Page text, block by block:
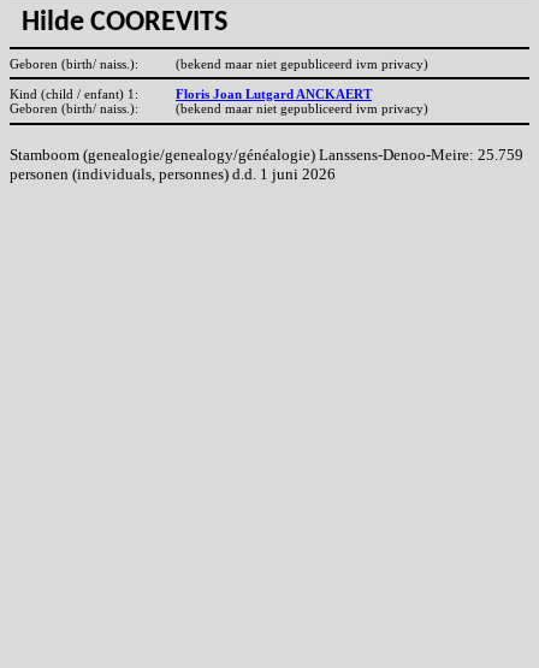
Hilde COOREVITS
Geboren (birth/ naiss.): (bekend maar niet gepubliceerd ivm privacy)
Kind (child / enfant) 1:
Floris Joan Lutgard ANCKAERT
Geboren (birth/ naiss.):
(bekend maar niet gepubliceerd ivm privacy)
Stamboom (genealogie/genealogy/généalogie) Lanssens-Denoo-Meire: 25.759
personen (individuals, personnes) d.d. 1 juni 2026